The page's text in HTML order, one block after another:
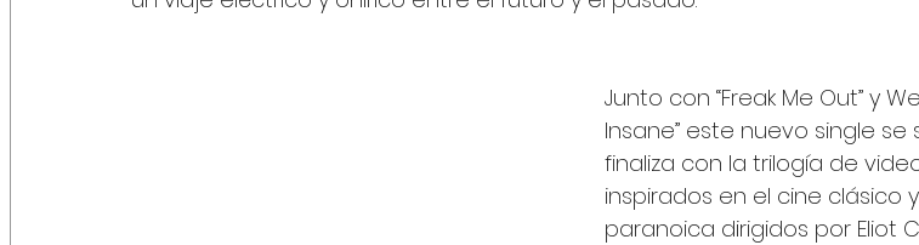
Junto con “Freak Me Out” y
Insane” este nuevo single se
finaliza con la trilogía de
inspirados en el cine clásico
paranoica dirigidos por Eliot